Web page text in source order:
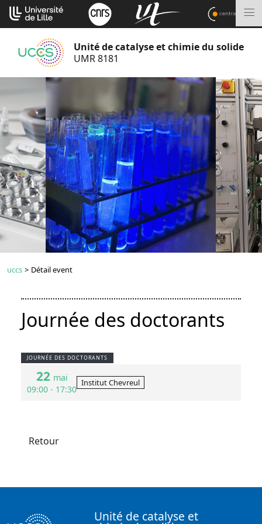
Aller
au
contenu
Unité de catalyse et chimie du solide
UMR 8181
uccs > Détail event
Journée des doctorants
JOURNÉE DES DOCTORANTS
22 mai
09:00 - 17:30
Institut Chevreul
Retour
Unité de catalyse et
Cookies management panel